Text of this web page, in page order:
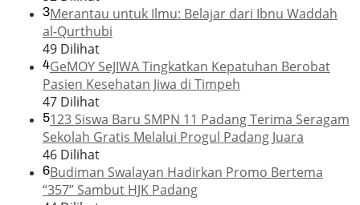
3Merantau untuk Ilmu: Belajar dari Ibnu Waddah
al-Qurthubi
49 Dilihat
4GeMOY SeJIWA Tingkatkan Kepatuhan Berobat
Pasien Kesehatan Jiwa di Timpeh
47 Dilihat
5123 Siswa Baru SMPN 11 Padang Terima Seragam
Sekolah Gratis Melalui Progul Padang Juara
46 Dilihat
6Budiman Swalayan Hadirkan Promo Bertema
“357” Sambut HJK Padang